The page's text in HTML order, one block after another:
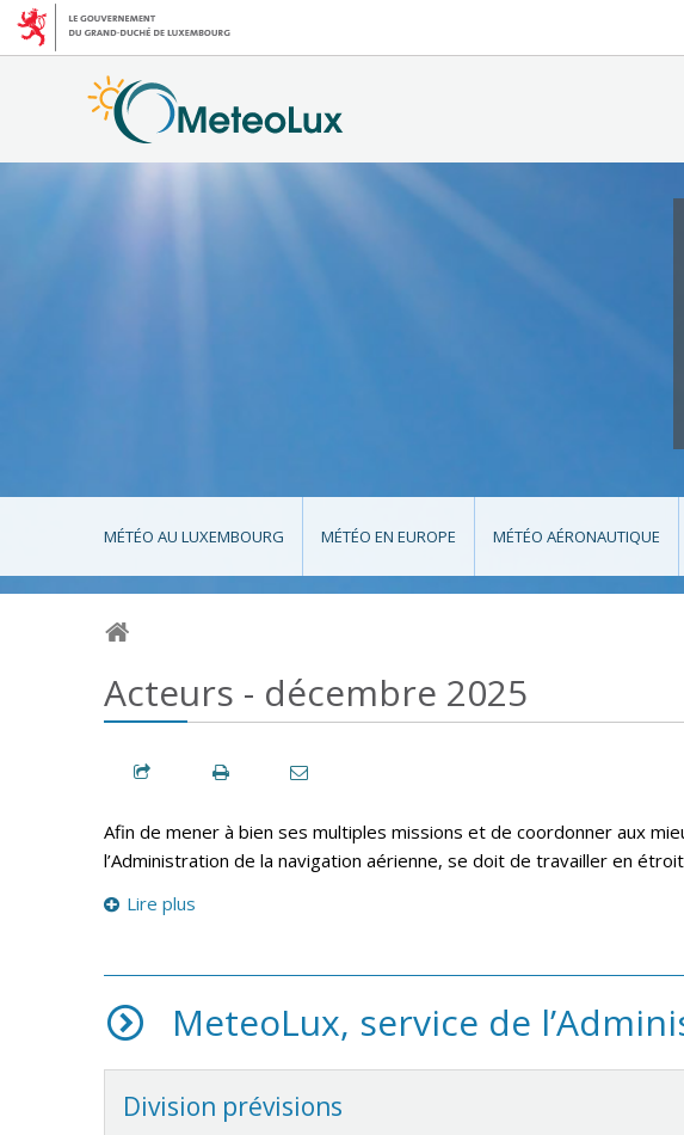
MÉTÉO AU LUXEMBOURG MÉTÉO EN EUROPE MÉTÉO AÉRONAUTIQUE
Acteurs - décembre 2025
Afin de mener à bien ses multiples missions et de coordonner aux
l’Administration de la navigation aérienne, se doit de travailler en
Lire plus
MeteoLux, service de
Division prévisions